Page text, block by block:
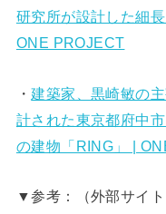
研究所が設計した細
ONE PROJECT
・建築家、黒崎敏の
計された東京都府中
の建物「RING」 |
▼参考：（外部サイト